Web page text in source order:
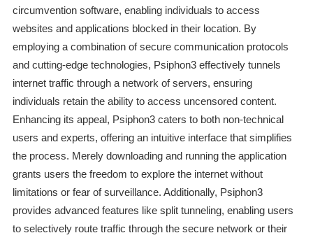
circumvention software, enabling individuals to access
websites and applications blocked in their location. By
employing a combination of secure communication protocols
and cutting-edge technologies, Psiphon3 effectively tunnels
internet traffic through a network of servers, ensuring
individuals retain the ability to access uncensored content.
Enhancing its appeal, Psiphon3 caters to both non-technical
users and experts, offering an intuitive interface that simplifies
the process. Merely downloading and running the application
grants users the freedom to explore the internet without
limitations or fear of surveillance. Additionally, Psiphon3
provides advanced features like split tunneling, enabling users
to selectively route traffic through the secure network or their